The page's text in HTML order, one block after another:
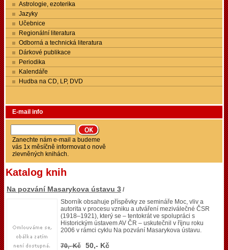
Astrologie, ezoterika
Jazyky
Učebnice
Regionální literatura
Odborná a technická literatura
Dárkové publikace
Periodika
Kalendáře
Hudba na CD, LP, DVD
E-mail info
Zanechte nám e-mail a budeme
vás 1x měsíčně informovat o nově
zlevněných knihách.
Katalog knih
Na pozvání Masarykova ústavu 3 /
Sborník obsahuje příspěvky ze semináře Moc, vliv a
autorita v procesu vzniku a utváření meziválečné ČSR
(1918–1921), který se – tentokrát ve spolupráci s
Historickým ústavem AV ČR – uskutečnil v říjnu roku
2006 v rámci cyklu Na pozvání Masarykova ústavu.
70,- Kč 50,- Kč